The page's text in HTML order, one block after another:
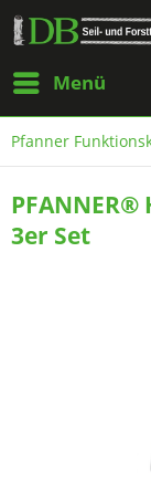
Menü
Pfanner
PFANNER®
3er Set